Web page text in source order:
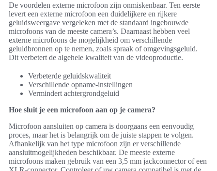
De voordelen externe microfoon zijn onmiskenbaar. Ten eerste
levert een externe microfoon een duidelijkere en rijkere
geluidsweergave vergeleken met de standaard ingebouwde
microfoons van de meeste camera’s. Daarnaast hebben veel
externe microfoons de mogelijkheid om verschillende
geluidbronnen op te nemen, zoals spraak of omgevingsgeluid.
Dit verbetert de algehele kwaliteit van de videoproductie.
Verbeterde geluidskwaliteit
Verschillende opname-instellingen
Vermindert achtergrondgeluid
Hoe sluit je een microfoon aan op je camera?
Microfoon aansluiten op camera is doorgaans een eenvoudig
proces, maar het is belangrijk om de juiste stappen te volgen.
Afhankelijk van het type microfoon zijn er verschillende
aansluitmogelijkheden beschikbaar. De meeste externe
microfoons maken gebruik van een 3,5 mm jackconnector of een